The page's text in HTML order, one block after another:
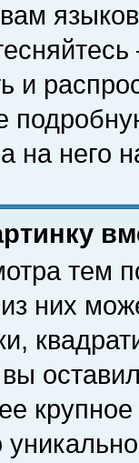
и
на него
тем
них